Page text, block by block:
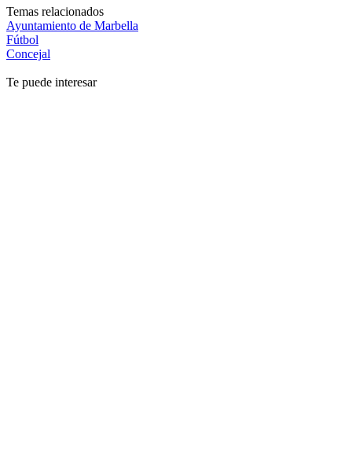
Temas relacionados
Ayuntamiento de Marbella
Fútbol
Concejal
Te puede interesar